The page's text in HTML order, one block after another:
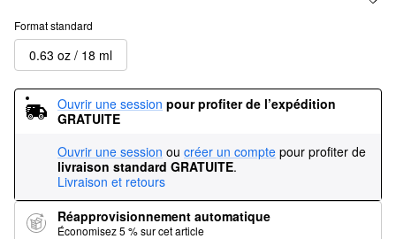
Format standard
0.63 oz / 18 ml
Ouvrir une session pour profiter de l’expédition
GRATUITE
Ouvrir une session ou créer un compte pour profiter de
livraison standard GRATUITE.
Livraison et retours
Réapprovisionnement automatique
Économisez 5 % sur cet article